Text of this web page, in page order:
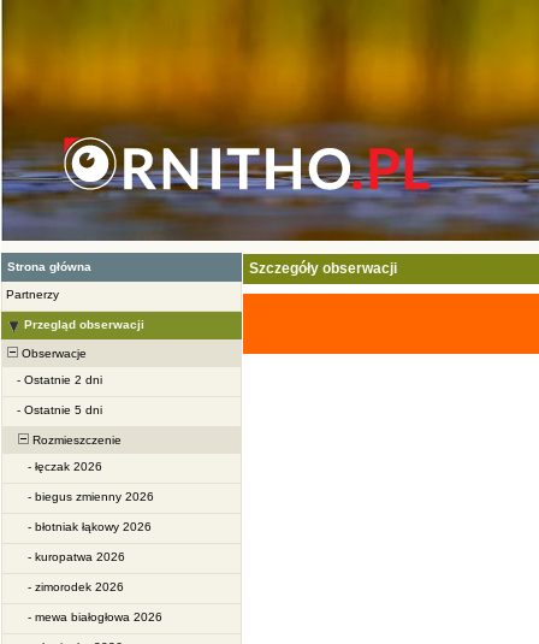
Strona główna
Partnerzy
Przegląd obserwacji
Obserwacje
- Ostatnie 2 dni
- Ostatnie 5 dni
Rozmieszczenie
- łęczak 2026
- biegus zmienny 2026
- błotniak łąkowy 2026
- kuropatwa 2026
- zimorodek 2026
- mewa białogłowa 2026
Szczegóły obserwacji